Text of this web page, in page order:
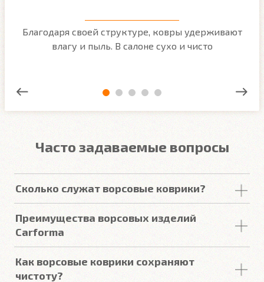
Благодаря своей структуре, ковры удерживают
влагу и пыль. В салоне сухо и чисто
Часто задаваемые вопросы
Сколько служат ворсовые коврики?
составляет от 2 до 5лет. У некоторых наших
клиентовони прослужили более 10
увеличивающие срокслужбы.
Преимущества ворсовых изделий
Carforma
получить такие качества как:
Как ворсовые коврики сохраняют
чистоту?